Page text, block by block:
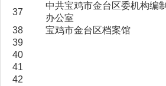
37
中共宝鸡市金台区委机构编
办公室
38
宝鸡市金台区档案馆
39
40
41
42